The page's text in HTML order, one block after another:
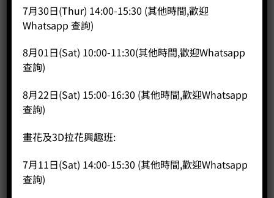
本公司 sales@coffeepublic.com.hk 安排上課時間。
SCA Roasting 烘焙課程 初級 數量
加入購物車
分類：SCA Roasting, 咖啡課程
商品說明
評價 (0)
7月30日(Thur) 14:00-15:30 (其他時間,歡迎
Whatsapp 查詢)
8月01日(Sat) 10:00-11:30(其他時間,歡迎Whatsapp
查詢)
8月22日(Sat) 15:00-16:30 (其他時間,歡迎Whatsapp
查詢)
畫花及3D拉花興趣班:
7月11日(Sat) 14:00-15:30 (其他時間,歡迎Whatsapp
查詢)